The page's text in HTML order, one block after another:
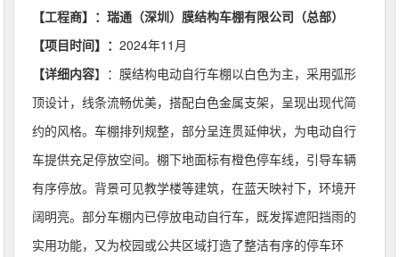
【工程商】：瑞通（深圳）膜结构车棚有限公司（总部）
【项目时间】：2024年11月
【详细内容】： 膜结构电动自行车棚以白色为主，采用弧形
顶设计，线条流畅优美，搭配白色金属支架，呈现出现代简
约的风格。车棚排列规整，部分呈连贯延伸状，为电动自行
车提供充足停放空间。棚下地面标有橙色停车线，引导车辆
有序停放。背景可见教学楼等建筑，在蓝天映衬下，环境开
阔明亮。部分车棚内已停放电动自行车，既发挥遮阳挡雨的
实用功能，又为校园或公共区域打造了整洁有序的停车环